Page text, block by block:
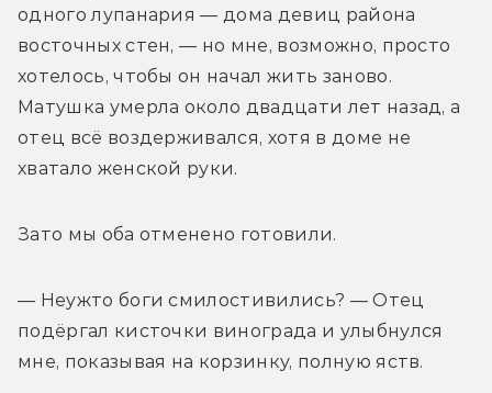
одного лупанария — дома девиц района
восточных стен, — но мне, возможно, просто
хотелось, чтобы он начал жить заново.
Матушка умерла около двадцати лет назад, а
отец всё воздерживался, хотя в доме не
хватало женской руки.
Зато мы оба отменено готовили.
— Неужто боги смилостивились? — Отец
подёргал кисточки винограда и улыбнулся
мне, показывая на корзинку, полную яств.